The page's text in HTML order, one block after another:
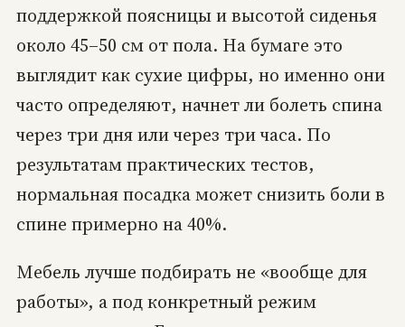
поддержкой поясницы и высотой сиденья
около 45–50 см от пола. На бумаге это
выглядит как сухие цифры, но именно они
часто определяют, начнет ли болеть спина
через три дня или через три часа. По
результатам практических тестов,
нормальная посадка может снизить боли в
спине примерно на 40%.
Мебель лучше подбирать не «вообще для
работы», а под конкретный режим